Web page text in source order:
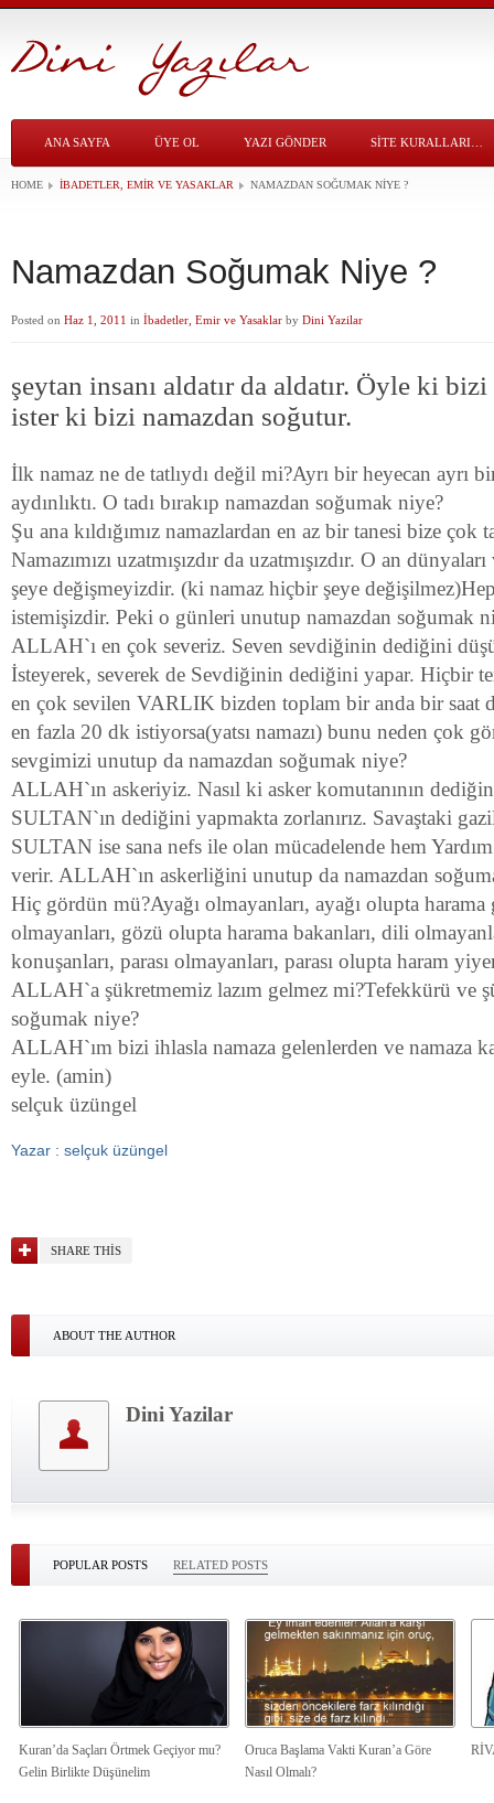
ANA SAYFA ÜYE OL YAZI GÖNDER SITE KURALLARI…
HOME İBADETLER, EMIR VE YASAKLAR NAMAZDAN SOĞUMAK NIYE ?
Namazdan Soğumak Niye ?
Posted on Haz 1, 2011 in İbadetler, Emir ve Yasaklar by Dini Yazilar
şeytan insanı aldatır da aldatır. Öyle ki
ister ki bizi namazdan soğutur.
İlk namaz ne de tatlıydı değil mi?Ayrı bir heyecan ayrı
aydınlıktı. O tadı bırakıp namazdan soğumak niye?
Şu ana kıldığımız namazlardan en az bir tanesi bize çok
Namazımızı uzatmışızdır da uzatmışızdır. O an
şeye değişmeyizdir. (ki namaz hiçbir şeye
istemişizdir. Peki o günleri unutup namazdan soğumak
ALLAH`ı en çok severiz. Seven sevdiğinin dediğini
İsteyerek, severek de Sevdiğinin dediğini yapar. Hiçbir
en çok sevilen VARLIK bizden toplam bir anda bir saat
en fazla 20 dk istiyorsa(yatsı namazı) bunu neden çok
sevgimizi unutup da namazdan soğumak niye?
ALLAH`ın askeriyiz. Nasıl ki asker komutanının
SULTAN`ın dediğini yapmakta zorlanırız. Savaştaki
SULTAN ise sana nefs ile olan mücadelende hem
verir. ALLAH`ın askerliğini unutup da namazdan
Hiç gördün mü?Ayağı olmayanları, ayağı olupta
olmayanları, gözü olupta harama bakanları, dili
konuşanları, parası olmayanları, parası olupta haram
ALLAH`a şükretmemiz lazım gelmez mi?Tefekkürü ve
soğumak niye?
ALLAH`ım bizi ihlasla namaza gelenlerden ve namaza
eyle. (amin)
selçuk üzüngel
Yazar : selçuk üzüngel
SHARE THIS
ABOUT THE AUTHOR
Dini Yazilar
POPULAR POSTS RELATED POSTS
Kuran’da Saçları Örtmek Geçiyor mu?
Gelin Birlikte Düşünelim
Oruca Başlama Vakti Kuran’a Göre
Nasıl Olmalı?